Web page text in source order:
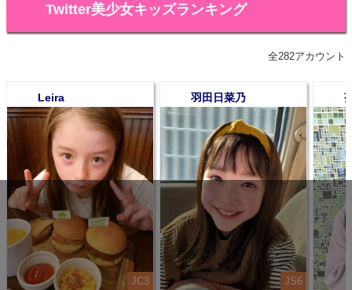
Twitter美少女キッズランキング
全282アカウント
Leira
JC3
羽田日菜乃
JS6